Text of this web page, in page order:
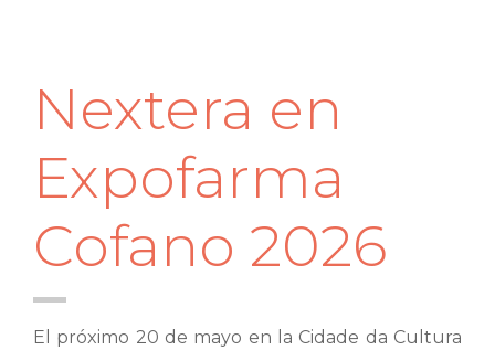
Nextera en
Expofarma
Cofano 2026
El próximo 20 de mayo en la Cidade da Cultura